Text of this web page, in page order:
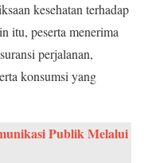
kesehatan terhadap
itu, peserta menerima
perjalanan,
konsumsi yang
Publik Melalui